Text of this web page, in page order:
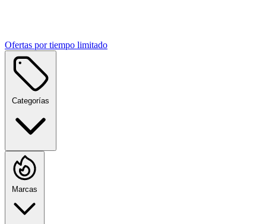
Ofertas por tiempo limitado
Categorías
Marcas